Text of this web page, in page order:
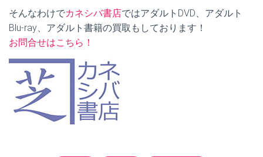
そんなわけでカネシバ書店ではアダルトDVD、アダルト
Blu-ray、アダルト書籍の買取もしております！
お問合せはこちら！